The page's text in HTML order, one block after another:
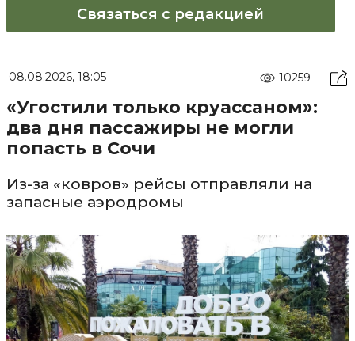
Связаться с редакцией
08.08.2026, 18:05 10259
«Угостили только круассаном»:
два дня пассажиры не могли
попасть в Сочи
Из-за «ковров» рейсы отправляли на
запасные аэродромы